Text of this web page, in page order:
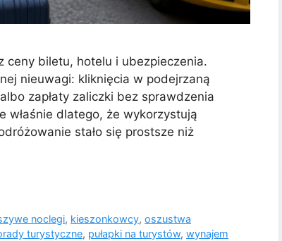
ceny biletu, hotelu i ubezpieczenia.
nieuwagi: kliknięcia w podejrzaną
zapłaty zaliczki bez sprawdzenia
właśnie dlatego, że wykorzystują
stało się prostsze niż
noclegi, kieszonkowcy,oszustwa
turystyczne, pułapki na turystów, wynajem